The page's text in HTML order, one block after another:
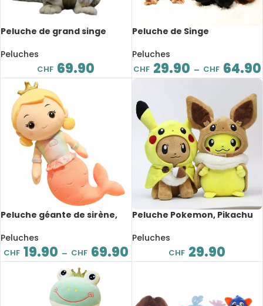
Peluche de grand singe
Peluches
CHF 69.90
Peluche de Singe
de 20 à 45cm
Peluches
CHF 29.90 – CHF 64.90
Peluche géante de sirène,
partenaire de sommeil, de
30 à 110 cm
Peluches
CHF 19.90 – CHF 69.90
Peluche Pokemon, Pikachu
Peluches
CHF 29.90